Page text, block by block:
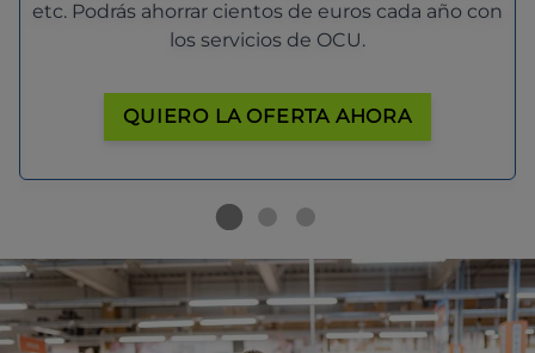
etc. Podrás ahorrar cientos de euros cada año con
los servicios de OCU.
QUIERO LA OFERTA AHORA